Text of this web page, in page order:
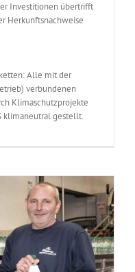
Investitionen übertrifft
Herkunftsnachweise
Alle mit der
verbundenen
Klimaschutzprojekte
klimaneutral gestellt.